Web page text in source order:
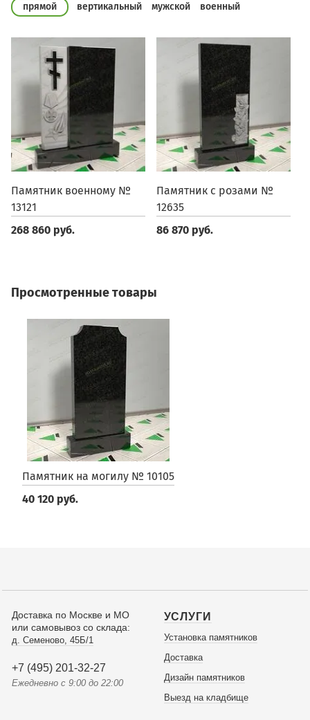
прямой вертикальный мужской военный
Памятник военному №
13121
268 860 руб.
Памятник с розами №
12635
86 870 руб.
Просмотренные товары
Памятник на могилу № 10105
40 120 руб.
Доставка по Москве и МО
или самовывоз со склада:
д. Семеново, 45Б/1
+7 (495) 201-32-27
Ежедневно с 9:00 до 22:00
УСЛУГИ
Установка памятников
Доставка
Дизайн памятников
Выезд на кладбище